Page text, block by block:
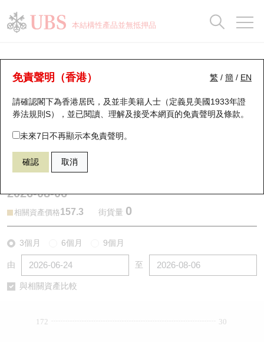
本結構性產品並無抵押品
繁 / 簡 / EN
免責聲明（香港）
請確認閣下為香港居民，及並非美籍人士（定義見美國1933年證
券法規則S），並已閱讀、理解及接受本網頁的免責聲明及條款。
未來7日不再顯示本免責聲明。
確認 取消
牛熊證分析儀
表現 街貨統計 比較
62812 瑞銀熊證 9992 泡泡瑪特
2026-08-06
相關資產價格157.3 街貨量 0
3個月 6個月 9個月
由 至
與相關資產比較
30
172
瑞銀認股證一覽
新發行瑞銀認股證
即將到期認股證
認股證到期結算價查詢
認股證分析儀
認股證/牛熊證日誌
街貨統計
比較
牛熊全景快搜
牛熊證搜尋
牛熊證街貨分佈圖
正股牛熊證列表
新發行瑞銀牛熊證
牛熊證到期結算價查詢
街貨統計
比較
十大升幅/跌幅
十大認股證成交分佈
十天股證佔大市成交
資金流
街貨統計
正股分析儀
二十大活躍股份
恒指成份股
國指成份股
科指成份股
中資ETFs溢價比較
持股比重
顯示所有持股比重
每月輪證大市專題
輪證專欄
講座及教育短片
認股證投資者教育
牛熊證投資者教育